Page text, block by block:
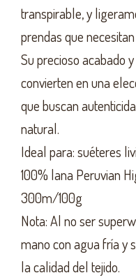
transpirable, y
prendas que
Su precioso acabado
convierten en una
que buscan
natural.
Ideal para: suéteres
100% lana Peruvian
300m/100g
Nota: Al no ser
mano con agua fría y
la calidad del tejido.